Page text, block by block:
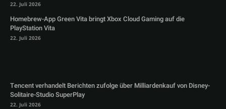
22. Juli 2026
Homebrew-App Green Vita bringt Xbox Cloud Gaming auf die
PlayStation Vita
22. Juli 2026
Tencent verhandelt Berichten zufolge über Milliardenkauf von Disney-
Solitaire-Studio SuperPlay
22. Juli 2026